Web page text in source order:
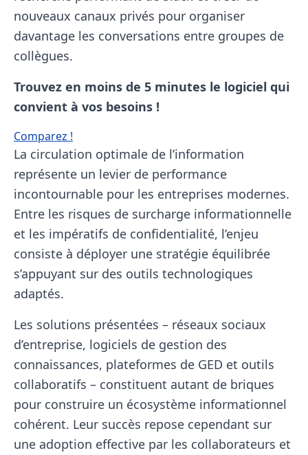
nouveaux canaux privés pour organiser
davantage les conversations entre groupes de
collègues.
Trouvez en moins de 5 minutes le logiciel qui
convient à vos besoins !
Comparez !
La circulation optimale de l’information
représente un levier de performance
incontournable pour les entreprises modernes.
Entre les risques de surcharge informationnelle
et les impératifs de confidentialité, l’enjeu
consiste à déployer une stratégie équilibrée
s’appuyant sur des outils technologiques
adaptés.
Les solutions présentées – réseaux sociaux
d’entreprise, logiciels de gestion des
connaissances, plateformes de GED et outils
collaboratifs – constituent autant de briques
pour construire un écosystème informationnel
cohérent. Leur succès repose cependant sur
une adoption effective par les collaborateurs et